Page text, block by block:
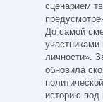
сценарием
До самой
участниками
личности».
обновила
историю под